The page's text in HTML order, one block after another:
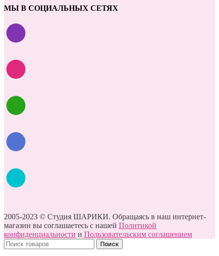
МЫ В СОЦИАЛЬНЫХ СЕТЯХ
2005-2023 © Студия ШАРИКИ. Обращаясь в наш интернет-
магазин вы соглашаетесь с нашей Политикой
конфиденциальности и Пользовательским соглашением
Поиск